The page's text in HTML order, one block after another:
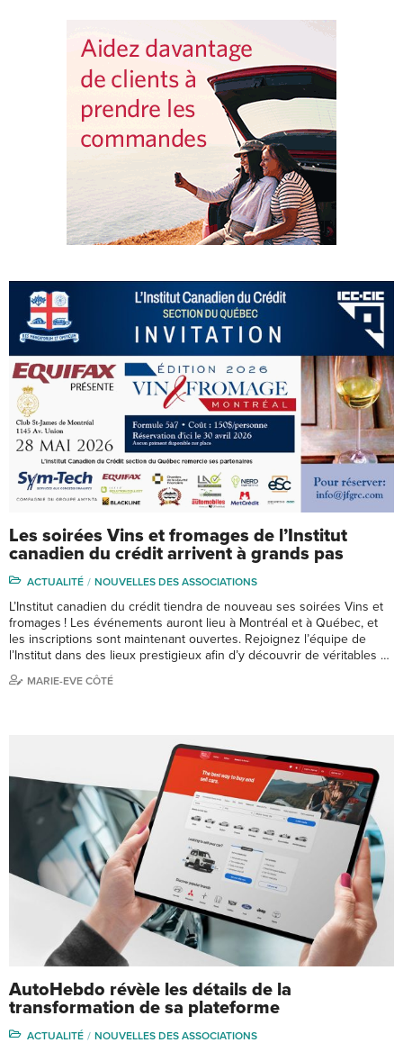
Les soirées Vins et fromages de l’Institut
canadien du crédit arrivent à grands pas
ACTUALITÉ NOUVELLES DES ASSOCIATIONS
L’Institut canadien du crédit tiendra de nouveau ses soirées Vins et
fromages ! Les événements auront lieu à Montréal et à Québec, et
les inscriptions sont maintenant ouvertes. Rejoignez l’équipe de
l’Institut dans des lieux prestigieux afin d’y découvrir de véritables …
MARIE-EVE CÔTÉ
AutoHebdo révèle les détails de la
transformation de sa plateforme
ACTUALITÉ NOUVELLES DES ASSOCIATIONS